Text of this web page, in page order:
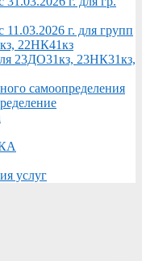
11.03.2026 г. для групп
22НК41кз
23ДО31кз, 23НК31кз,
самоопределения
услуг